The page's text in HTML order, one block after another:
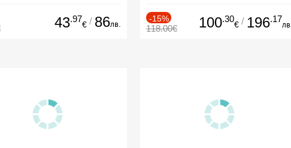
43.97
€ / 86лв.
-15%
118.00€ 100.30
€ / 196.17
лв.